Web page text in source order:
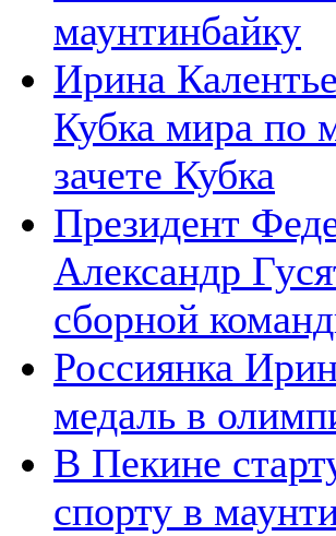
маунтинбайку
Ирина
Кубка мира по
зачете Кубка
Президент
Александр
сборной
Россиянка
медаль в
В Пекине
спорту в